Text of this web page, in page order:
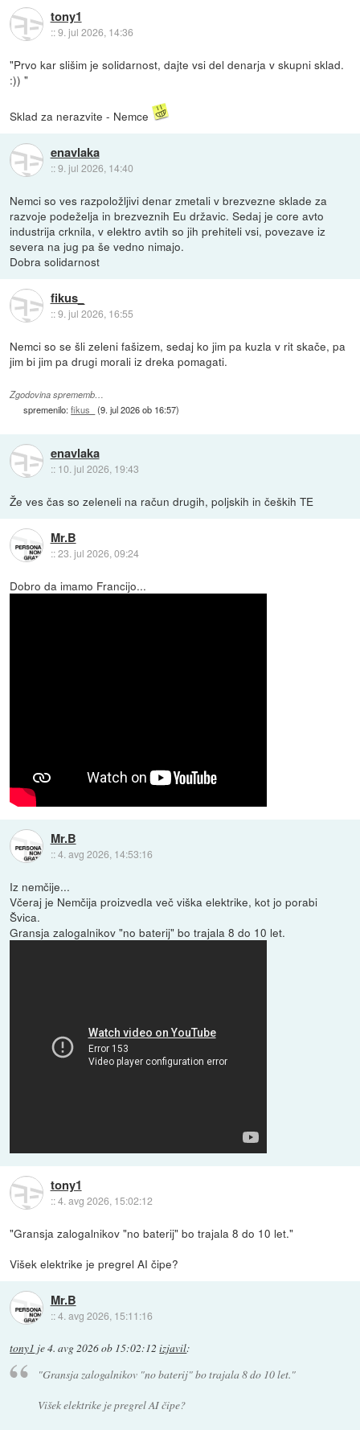
tony1
::9. jul 2026, 14:36
"Prvo kar slišim je solidarnost, dajte vsi del denarja v skupni sklad.
:)) "
Sklad za nerazvite - Nemce
enavlaka
::9. jul 2026, 14:40
Nemci so ves razpoložljivi denar zmetali v brezvezne sklade za
razvoje podeželja in brezveznih Eu državic. Sedaj je core avto
industrija crknila, v elektro avtih so jih prehiteli vsi, povezave iz
severa na jug pa še vedno nimajo.
Dobra solidarnost
fikus_
::9. jul 2026, 16:55
Nemci so se šli zeleni fašizem, sedaj ko jim pa kuzla v rit skače, pa
jim bi jim pa drugi morali iz dreka pomagati.
Zgodovina sprememb…
spremenilo:fikus_ (9. jul 2026 ob 16:57)
enavlaka
:: 10. jul 2026, 19:43
Že ves čas so zeleneli na račun drugih, poljskih in čeških TE
Mr.B
::23. jul 2026, 09:24
Dobro da imamo Francijo...
Mr.B
::4. avg 2026, 14:53:16
Iz nemčije...
Včeraj je Nemčija proizvedla več viška elektrike, kot jo porabi
Švica.
Gransja zalogalnikov "no baterij" bo trajala 8 do 10 let.
tony1
::4. avg 2026, 15:02:12
"Gransja zalogalnikov "no baterij" bo trajala 8 do 10 let."
Višek elektrike je pregrel AI čipe?
Mr.B
::4. avg 2026, 15:11:16
tony1 je4. avg 2026 ob 15:02:12 izjavil:
"Gransja zalogalnikov "no baterij" bo trajala 8 do 10 let."
Višek elektrike je pregrel AI čipe?